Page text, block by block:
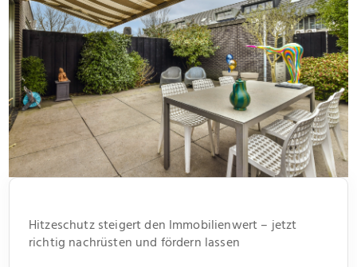
Hitzeschutz steigert den Immobilienwert – jetzt
richtig nachrüsten und fördern lassen